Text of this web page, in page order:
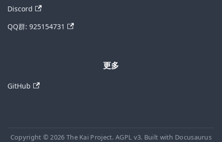
Discord
QQ群: 925154731
更多
GitHub
Copyright © 2026 The Kai Project. AGPL v3. Built with Docusaurus